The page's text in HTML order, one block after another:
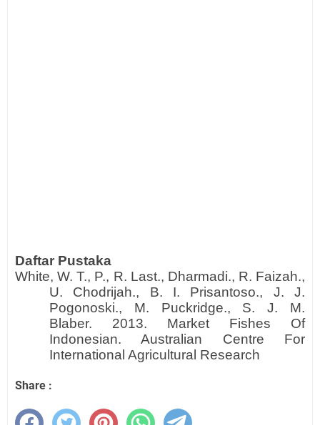
Daftar Pustaka
White, W. T., P., R. Last., Dharmadi., R. Faizah.,
U. Chodrijah., B. I. Prisantoso., J. J.
Pogonoski., M. Puckridge., S. J. M.
Blaber. 2013. Market Fishes Of
Indonesian. Australian Centre For
International Agricultural Research
Share :